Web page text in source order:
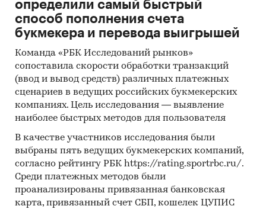
Региональные и федеральные СМИ
Инсайдерские источники
Специализированные аналитические
порталы
Методы:
Кабинетное исследование. Поиск и анализ
информации из различных источников,
проведение расчетов. Статистика и
аналитика
Прогноз ГидМаркет. Современные
статистические методы прогнозирования с
поправкой на мнение экспертов.
определили самый быстрый
способ пополнения счета
букмекера и перевода выигрышей
Команда «РБК Исследований рынков»
сопоставила скорости обработки транзакций
(ввод и вывод средств) различных платежных
сценариев в ведущих российских букмекерских
компаниях. Цель исследования — выявление
наиболее быстрых методов для пользователя
В качестве участников исследования были
выбраны пять ведущих букмекерских компаний,
согласно рейтингу РБК https://rating.sportrbc.ru/.
Среди платежных методов были
проанализированы привязанная банковская
карта, привязанный счет СБП, кошелек ЦУПИС